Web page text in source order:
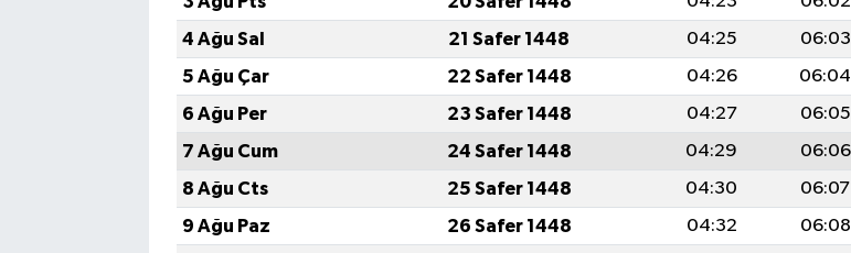
4 Ağu Sal
21 Safer 1448 04:25 06:03
5 Ağu Çar
22 Safer 1448 04:26 06:04
6 Ağu Per
23 Safer 1448 04:27 06:05
7 Ağu Cum
24 Safer 1448 04:29 06:06
8 Ağu Cts
25 Safer 1448 04:30 06:07
9 Ağu Paz
26 Safer 1448 04:32 06:08